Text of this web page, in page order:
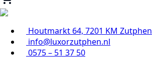
Houtmarkt 64, 7201 KM Zutphen
info@luxorzutphen.nl
0575 – 51 37 50